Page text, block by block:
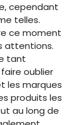
cependant
telles.
ce moment
attentions.
tant
oublier
les marques
produits les
au long de